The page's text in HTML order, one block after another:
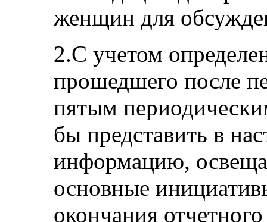
женщин для
2.С учетом
прошедшего после
пятым
бы представить в
информацию,
основные
окончания